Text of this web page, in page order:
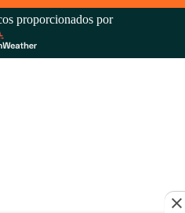
proporcionados por